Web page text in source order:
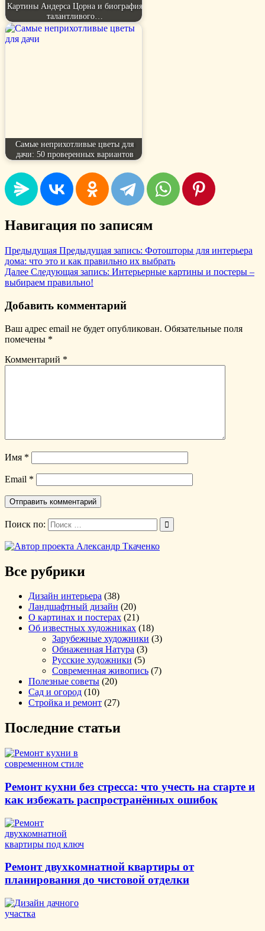
Картины Андерса Цорна и биография
талантливого…
Самые неприхотливые цветы для
дачи: 50 проверенных вариантов
Навигация по записям
Предыдущая Предыдущая запись: Фотошторы для интерьера
дома: что это и как правильно их выбрать
Далее Следующая запись: Интерьерные картины и постеры –
выбираем правильно!
Добавить комментарий
Ваш адрес email не будет опубликован. Обязательные поля
помечены *
Комментарий *
Имя *
Email *
Поиск по:
Все рубрики
Дизайн интерьера (38)
Ландшафтный дизайн (20)
О картинах и постерах (21)
Об известных художниках (18)
Зарубежные художники (3)
Обнаженная Натура (3)
Русские художники (5)
Современная живопись (7)
Полезные советы (20)
Сад и огород (10)
Стройка и ремонт (27)
Последние статьи
Ремонт кухни без стресса: что учесть на старте и
как избежать распространённых ошибок
Ремонт двухкомнатной квартиры от
планирования до чистовой отделки